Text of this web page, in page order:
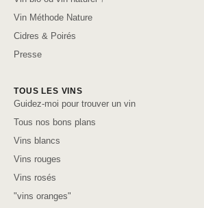
Vin Méthode Nature
Cidres & Poirés
Presse
TOUS LES VINS
Guidez-moi pour trouver un vin
Tous nos bons plans
Vins blancs
Vins rouges
Vins rosés
"vins oranges"